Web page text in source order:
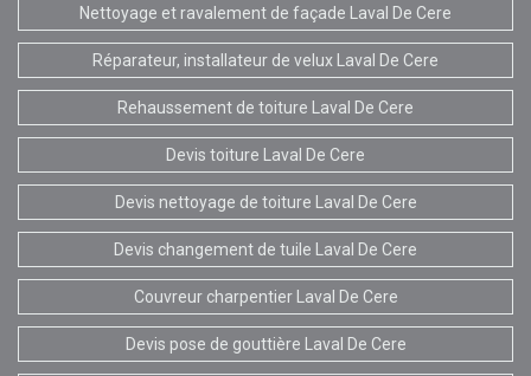
Nettoyage et ravalement de façade Laval De Cere
Réparateur, installateur de velux Laval De Cere
Rehaussement de toiture Laval De Cere
Devis toiture Laval De Cere
Devis nettoyage de toiture Laval De Cere
Devis changement de tuile Laval De Cere
Couvreur charpentier Laval De Cere
Devis pose de gouttière Laval De Cere